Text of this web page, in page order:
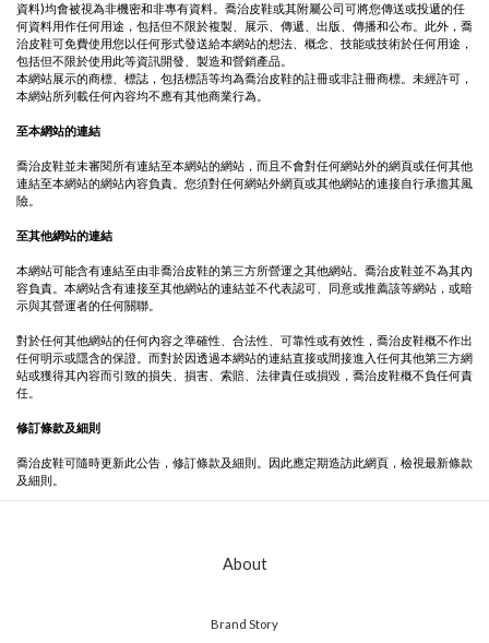
資料)均會被視為非機密和非專有資料。喬治皮鞋或其附屬公司可將您傳送或投遞的任
何資料用作任何用途，包括但不限於複製、展示、傳遞、出版、傳播和公布。此外，喬
治皮鞋可免費使用您以任何形式發送給本網站的想法、概念、技能或技術於任何用途，
包括但不限於使用此等資訊開發、製造和營銷產品。
本網站展示的商標、標誌，包括標語等均為喬治皮鞋的註冊或非註冊商標。未經許可，
本網站所列載任何內容均不應有其他商業行為。
至本網站的連結
喬治皮鞋並未審閱所有連結至本網站的網站，而且不會對任何網站外的網頁或任何其他
連結至本網站的網站內容負責。您須對任何網站外網頁或其他網站的連接自行承擔其風
險。
至其他網站的連結
本網站可能含有連結至由非喬治皮鞋的第三方所營運之其他網站。喬治皮鞋並不為其內
容負責。本網站含有連接至其他網站的連結並不代表認可、同意或推薦該等網站，或暗
示與其營運者的任何關聯。
對於任何其他網站的任何內容之準確性、合法性、可靠性或有效性，喬治皮鞋概不作出
任何明示或隱含的保證。而對於因透過本網站的連結直接或間接進入任何其他第三方網
站或獲得其內容而引致的損失、損害、索賠、法律責任或損毀，喬治皮鞋概不負任何責
任。
修訂條款及細則
喬治皮鞋可隨時更新此公告，修訂條款及細則。因此應定期造訪此網頁，檢視最新條款
及細則。
About
Brand Story